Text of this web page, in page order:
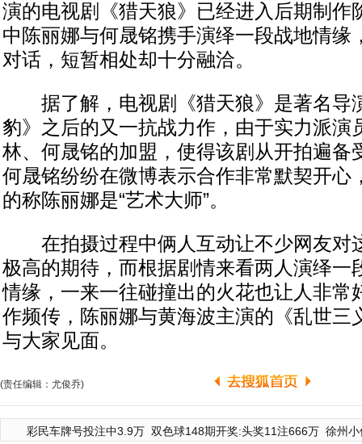
演的电视剧《猎天狼》已经进入后期制作
中陈丽娜与何晟铭携手演绎一段战地情缘
对话，短暂相处却十分融洽。
据了解，电视剧《猎天狼》是著名导
豹》之后的又一抗战力作，由于实力派演
林、何晟铭的加盟，使得该剧从开拍遍备
何晟铭纷纷在微博表示合作非常默契开心
的称陈丽娜是“艺术大师”。
在拍摄过程中俩人互动让不少网友对
极高的期待，而根据剧情来看两人演绎一
情缘，一来一往碰撞出的火花也让人非常
作频传，陈丽娜与黄海波主演的《乱世三
与大家见面。
(责任编辑：尤俊乔)
彩民车牌号投注中3.9万 双色球148期开奖:头奖11注666万 徐州